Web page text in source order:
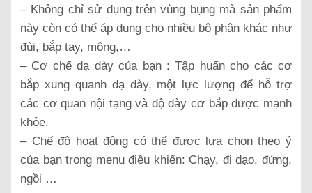
– Không chỉ sử dụng trên vùng bụng mà sản phẩm
này còn có thể áp dụng cho nhiều bộ phận khác như
đùi, bắp tay, mông,…
– Cơ chế dạ dày của bạn : Tập huấn cho các cơ
bắp xung quanh dạ dày, một lực lượng để hỗ trợ
các cơ quan nội tạng và độ dày cơ bắp được mạnh
khỏe.
– Chế độ hoạt động có thể được lựa chọn theo ý
của bạn trong menu điều khiển: Chạy, đi dạo, đứng,
ngồi …